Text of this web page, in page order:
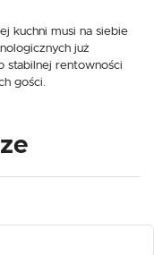
kuchni musi na siebie
już
stabilnej rentowności
gości.